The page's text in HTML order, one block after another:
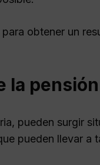
obtener un
la
pueden surgir
pueden llevar a